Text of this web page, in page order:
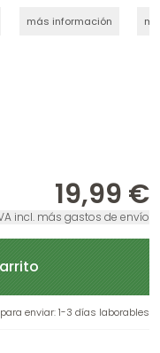
más información
19,99 €
incl. más gastos de envío
enviar: 1-3 días laborables